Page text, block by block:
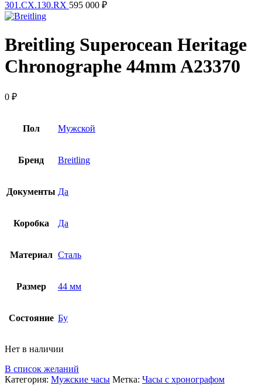
301.CX.130.RX 595 000 ₽
Breitling Superocean Heritage
Chronographe 44mm A23370
0 ₽
Пол Мужской
Бренд Breitling
Документы Да
Коробка Да
Материал Сталь
Размер 44 мм
Состояние Бу
Нет в наличии
В список желаний
Категория: Мужские часы Метка: Часы с хронографом